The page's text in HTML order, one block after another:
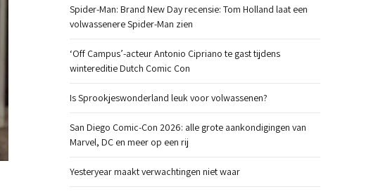
Spider-Man: Brand New Day recensie: Tom Holland laat een
volwassenere Spider-Man zien
‘Off Campus’-acteur Antonio Cipriano te gast tijdens
wintereditie Dutch Comic Con
Is Sprookjeswonderland leuk voor volwassenen?
San Diego Comic-Con 2026: alle grote aankondigingen van
Marvel, DC en meer op een rij
Yesteryear maakt verwachtingen niet waar